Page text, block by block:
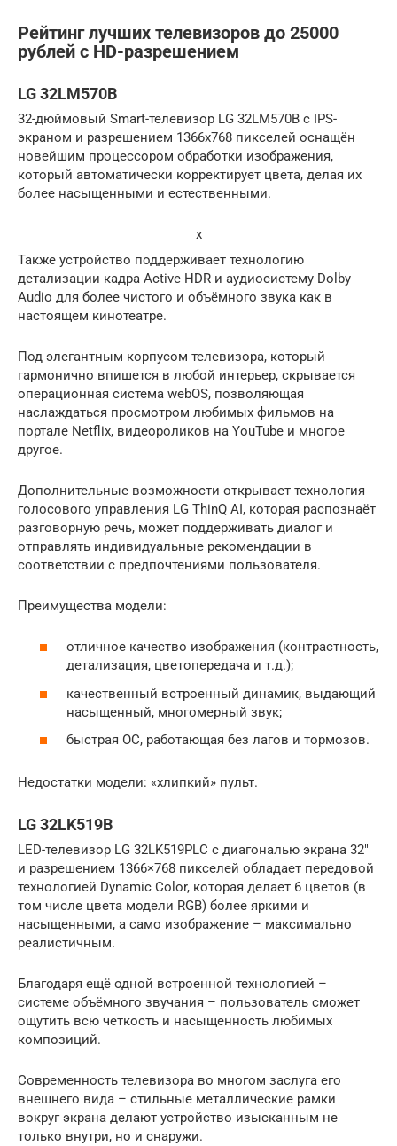
Рейтинг лучших телевизоров до 25000
рублей с HD-разрешением
LG 32LM570B
32-дюймовый Smart-телевизор LG 32LM570B с IPS-
экраном и разрешением 1366х768 пикселей оснащён
новейшим процессором обработки изображения,
который автоматически корректирует цвета, делая их
более насыщенными и естественными.
x
Также устройство поддерживает технологию
детализации кадра Active HDR и аудиосистему Dolby
Audio для более чистого и объёмного звука как в
настоящем кинотеатре.
Под элегантным корпусом телевизора, который
гармонично впишется в любой интерьер, скрывается
операционная система webOS, позволяющая
наслаждаться просмотром любимых фильмов на
портале Netflix, видеороликов на YouTube и многое
другое.
Дополнительные возможности открывает технология
голосового управления LG ThinQ AI, которая распознаёт
разговорную речь, может поддерживать диалог и
отправлять индивидуальные рекомендации в
соответствии с предпочтениями пользователя.
Преимущества модели:
отличное качество изображения (контрастность,
детализация, цветопередача и т.д.);
качественный встроенный динамик, выдающий
насыщенный, многомерный звук;
быстрая ОС, работающая без лагов и тормозов.
Недостатки модели: «хлипкий» пульт.
LG 32LK519B
LED-телевизор LG 32LK519PLC с диагональю экрана 32″
и разрешением 1366×768 пикселей обладает передовой
технологией Dynamic Color, которая делает 6 цветов (в
том числе цвета модели RGB) более яркими и
насыщенными, а само изображение – максимально
реалистичным.
Благодаря ещё одной встроенной технологией –
системе объёмного звучания – пользователь сможет
ощутить всю четкость и насыщенность любимых
композиций.
Современность телевизора во многом заслуга его
внешнего вида – стильные металлические рамки
вокруг экрана делают устройство изысканным не
только внутри, но и снаружи.